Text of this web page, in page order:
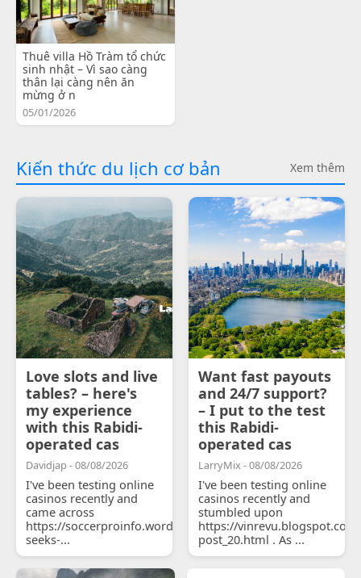
Thuê villa Hồ Tràm tổ chức
sinh nhật – Vì sao càng
thân lại càng nên ăn
mừng ở n
05/01/2026
Kiến thức du lịch cơ bản Xem thêm
Love slots and live
tables? – here's
my experience
with this Rabidi-
operated cas
Davidjap - 08/08/2026
I've been testing online
casinos recently and
came across
https://soccerproinfo.wordpress.com/2026/07/11/courtois-
seeks-...
Want fast payouts
and 24/7 support?
– I put to the test
this Rabidi-
operated cas
LarryMix - 08/08/2026
I've been testing online
casinos recently and
stumbled upon
https://
post_20.html . As ...